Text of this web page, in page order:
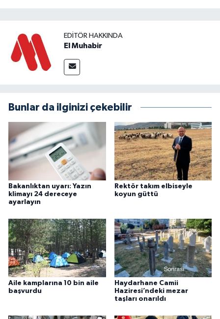
EDITÖR HAKKINDA
El Muhabir
Bunlar da ilginizi çekebilir
Bakanlıktan uyarı: Yazın
klimayı 24 dereceye
ayarlayın
Rektör takım elbiseyle
koyun güttü
Aile kamplarına 10 bin aile
başvurdu
Haydarhane Camii
Haziresi’ndeki mezar
taşları onarıldı